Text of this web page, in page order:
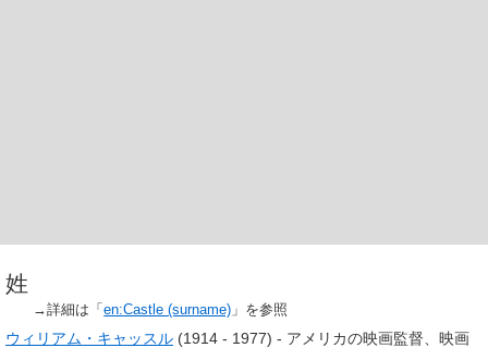
姓
→詳細は「en:Castle (surname) 」を参照
ウィリアム・キャッスル (1914 - 1977) - アメリカの映画監督、映画